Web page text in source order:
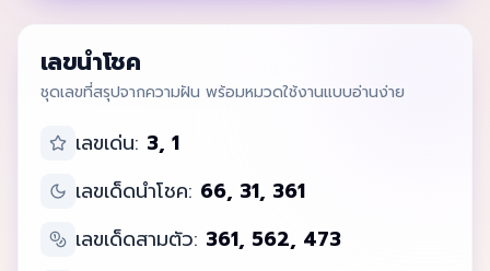
เลขนำโชค
ชุดเลขที่สรุปจากความฝัน พร้อมหมวดใช้งานแบบอ่านง่าย
เลขเด่น: 3, 1
เลขเด็ดนำโชค: 66, 31, 361
เลขเด็ดสามตัว: 361, 562, 473